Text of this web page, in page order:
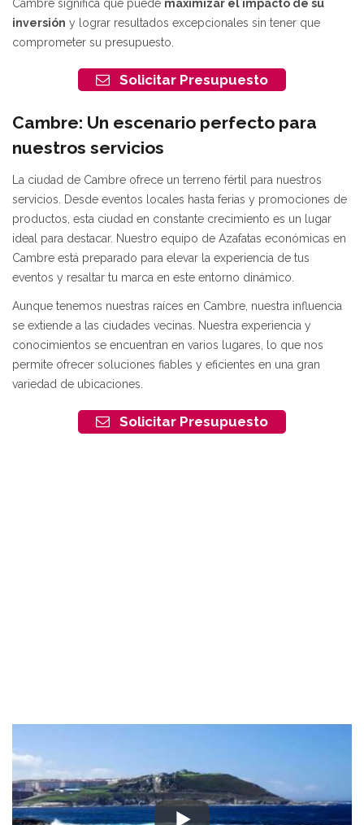
Cambre significa que puede maximizar el impacto de su
inversión y lograr resultados excepcionales sin tener que
comprometer su presupuesto.
Solicitar Presupuesto
Cambre: Un escenario perfecto para
nuestros servicios
La ciudad de Cambre ofrece un terreno fértil para nuestros
servicios. Desde eventos locales hasta ferias y promociones de
productos, esta ciudad en constante crecimiento es un lugar
ideal para destacar. Nuestro equipo de Azafatas económicas en
Cambre está preparado para elevar la experiencia de tus
eventos y resaltar tu marca en este entorno dinámico.
Aunque tenemos nuestras raíces en Cambre, nuestra influencia
se extiende a las ciudades vecinas. Nuestra experiencia y
conocimientos se encuentran en varios lugares, lo que nos
permite ofrecer soluciones fiables y eficientes en una gran
variedad de ubicaciones.
Solicitar Presupuesto